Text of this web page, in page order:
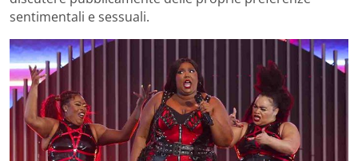
sentimentali e sessuali.